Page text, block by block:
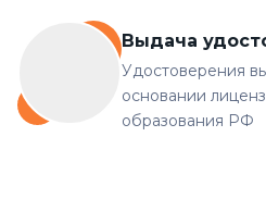
Выдача
Удостоверения
основании
образования РФ